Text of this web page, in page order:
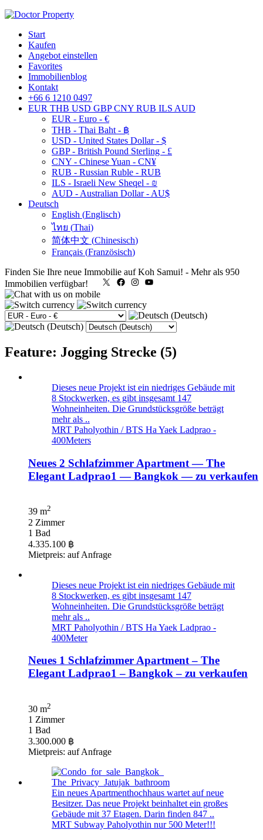
Start
Kaufen
Angebot einstellen
Favorites
Immobilienblog
Kontakt
+66 6 1210 0497
EUR THB USD GBP CNY RUB ILS AUD
EUR - Euro - €
THB - Thai Baht - ฿
USD - United States Dollar - $
GBP - British Pound Sterling - £
CNY - Chinese Yuan - CN¥
RUB - Russian Ruble - RUB
ILS - Israeli New Sheqel - ₪
AUD - Australian Dollar - AU$
Deutsch
English (Englisch)
ไทย (Thai)
简体中文 (Chinesisch)
Français (Französisch)
Finden Sie Ihre neue Immobilie auf Koh Samui! - Mehr als 950
Immobilien verfügbar!
X FacebookInstagram
Feature: Jogging Strecke (5)
Dieses neue Projekt ist ein niedriges Gebäude mit
8 Stockwerken, es gibt insgesamt 147
Wohneinheiten. Die Grundstücksgröße beträgt
mehr als ..
MRT Paholyothin / BTS Ha Yaek Ladprao -
400Meters
Neues 2 Schlafzimmer Apartment — The
Elegant Ladprao1 — Bangkok — zu verkaufen
39 m2
2 Zimmer
1 Bad
4.335.100 ฿
Mietpreis: auf Anfrage
Dieses neue Projekt ist ein niedriges Gebäude mit
8 Stockwerken, es gibt insgesamt 147
Wohneinheiten. Die Grundstücksgröße beträgt
mehr als ..
MRT Paholyothin / BTS Ha Yaek Ladprao -
400Meter
Neues 1 Schlafzimmer Apartment – The
Elegant Ladprao1 – Bangkok – zu verkaufen
30 m2
1 Zimmer
1 Bad
3.300.000 ฿
Mietpreis: auf Anfrage
Ein neues Apartmenthochhaus wartet auf neue
Besitzer. Das neue Projekt beinhaltet ein großes
Gebäude mit 37 Etagen. Darin finden 847 ..
MRT Subway Paholyothin nur 500 Meter!!!